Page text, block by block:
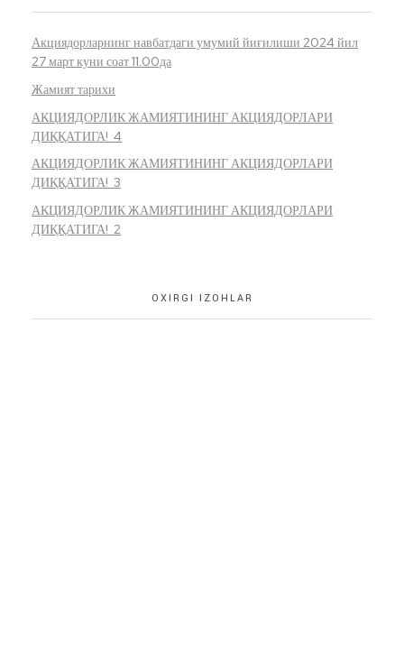
Акциядорларнинг навбатдаги умумий йиғилиши 2024 йил
27 март куни соат 11.00да
Жамият тарихи
АКЦИЯДОРЛИК ЖАМИЯТИНИНГ АКЦИЯДОРЛАРИ
ДИҚҚАТИГА! 4
АКЦИЯДОРЛИК ЖАМИЯТИНИНГ АКЦИЯДОРЛАРИ
ДИҚҚАТИГА! 3
АКЦИЯДОРЛИК ЖАМИЯТИНИНГ АКЦИЯДОРЛАРИ
ДИҚҚАТИГА! 2
OXIRGI IZOHLAR